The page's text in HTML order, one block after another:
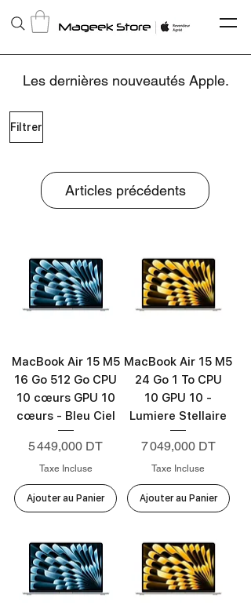
Les dernières nouveautés Apple.
Filtrer
Articles précédents
MacBook Air 15 M5
16 Go 512 Go CPU
10 cœurs GPU 10
cœurs - Bleu Ciel
Prix
5 449,000 DT
Taxe Incluse
Ajouter au Panier
MacBook Air 15 M5
24 Go 1 To CPU
10 GPU 10 -
Lumiere Stellaire
Prix
7 049,000 DT
Taxe Incluse
Ajouter au Panier